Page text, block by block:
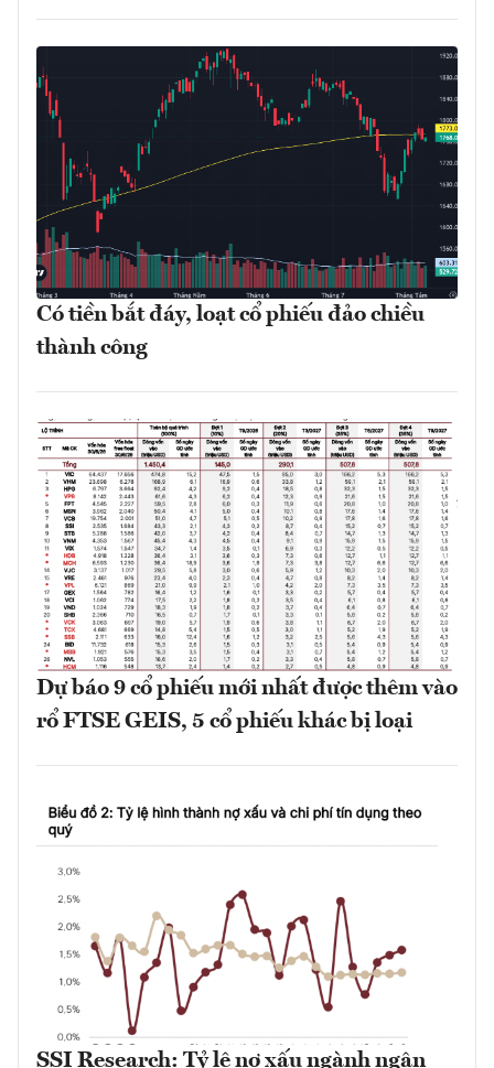
Có tiền bắt đáy, loạt cổ phiếu đảo chiều
thành công
Dự báo 9 cổ phiếu mới nhất được thêm vào
rổ FTSE GEIS, 5 cổ phiếu khác bị loại
SSI Research: Tỷ lệ nợ xấu ngành ngân